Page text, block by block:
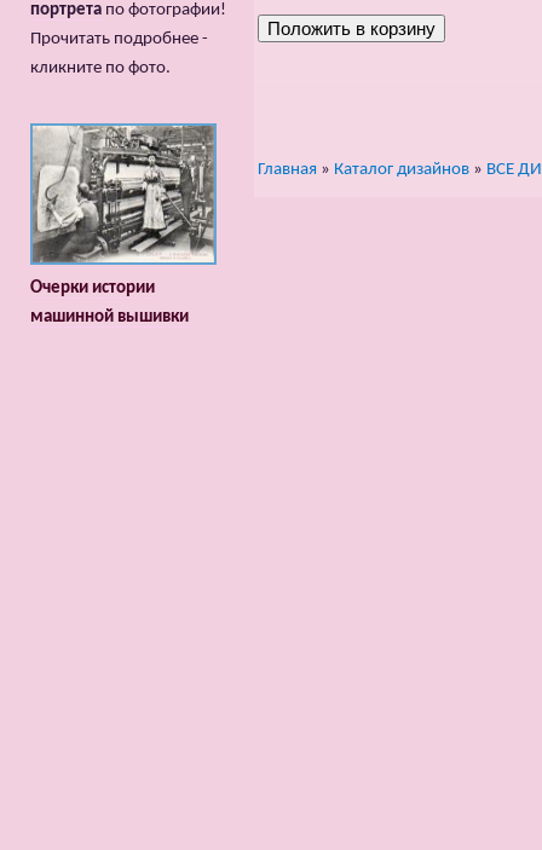
Главная » Каталог дизайнов » ВСЕ
портрета по фотографии!
Прочитать подробнее -
кликните по фото.
Очерки истории
машинной вышивки